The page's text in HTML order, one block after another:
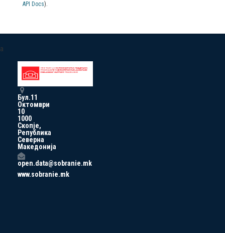
API Docs).
a
Бул.11
Октомври
10
1000
Скопје,
Република
Северна
Македонија
open.data@sobranie.mk
www.sobranie.mk